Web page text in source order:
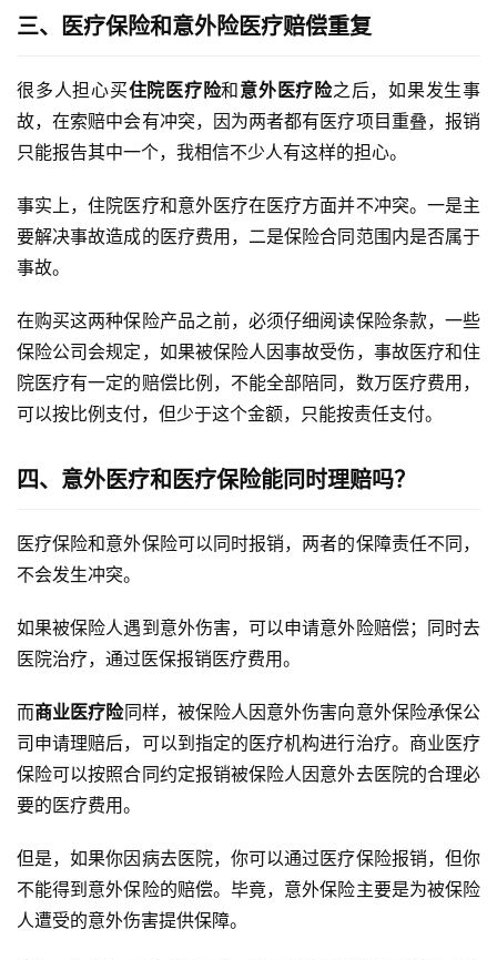
三、医疗保险和意外险医疗赔偿重复
很多人担心买住院医疗险和意外医疗险之后，如果发生事
故，在索赔中会有冲突，因为两者都有医疗项目重叠，报销
只能报告其中一个，我相信不少人有这样的担心。
事实上，住院医疗和意外医疗在医疗方面并不冲突。一是主
要解决事故造成的医疗费用，二是保险合同范围内是否属于
事故。
在购买这两种保险产品之前，必须仔细阅读保险条款，一些
保险公司会规定，如果被保险人因事故受伤，事故医疗和住
院医疗有一定的赔偿比例，不能全部陪同，数万医疗费用，
可以按比例支付，但少于这个金额，只能按责任支付。
四、意外医疗和医疗保险能同时理赔吗？
医疗保险和意外保险可以同时报销，两者的保障责任不同，
不会发生冲突。
如果被保险人遇到意外伤害，可以申请意外险赔偿；同时去
医院治疗，通过医保报销医疗费用。
而商业医疗险同样，被保险人因意外伤害向意外保险承保公
司申请理赔后，可以到指定的医疗机构进行治疗。商业医疗
保险可以按照合同约定报销被保险人因意外去医院的合理必
要的医疗费用。
但是，如果你因病去医院，你可以通过医疗保险报销，但你
不能得到意外保险的赔偿。毕竟，意外保险主要是为被保险
人遭受的意外伤害提供保障。